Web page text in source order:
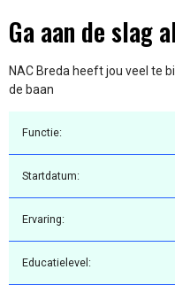
Ga aan de slag
NAC Breda heeft jou veel te
de baan
Functie:
Startdatum:
Ervaring:
Educatielevel: